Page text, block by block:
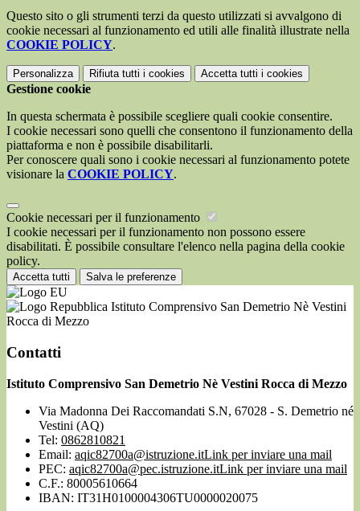
Questo sito o gli strumenti terzi da questo utilizzati si avvalgono di
cookie necessari al funzionamento ed utili alle finalità illustrate nella
COOKIE POLICY.
Personalizza Rifiuta tutti i cookies Accetta tutti i cookies
Gestione cookie
In questa schermata è possibile scegliere quali cookie consentire.
I cookie necessari sono quelli che consentono il funzionamento della
piattaforma e non è possibile disabilitarli.
Per conoscere quali sono i cookie necessari al funzionamento potete
visionare la COOKIE POLICY.
Cookie necessari per il funzionamento
I cookie necessari per il funzionamento non possono essere
disabilitati. È possibile consultare l'elenco nella pagina della cookie
policy.
Accetta tutti Salva le preferenze
Istituto Comprensivo San Demetrio Nè Vestini
Rocca di Mezzo
Contatti
Istituto Comprensivo San Demetrio Nè Vestini Rocca di Mezzo
Via Madonna Dei Raccomandati S.N, 67028 - S. Demetrio né
Vestini (AQ)
Tel: 0862810821
Email: aqic82700a@istruzione.itLink per inviare una mail
PEC: aqic82700a@pec.istruzione.itLink per inviare una mail
C.F.: 80005610664
IBAN: IT31H0100004306TU0000020075